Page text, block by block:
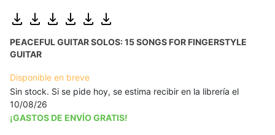
PEACEFUL GUITAR SOLOS: 15 SONGS FOR FINGERSTYLE
GUITAR
Disponible en breve
Sin stock. Si se pide hoy, se estima recibir en la librería el
10/08/26
¡GASTOS DE ENVÍO GRATIS!